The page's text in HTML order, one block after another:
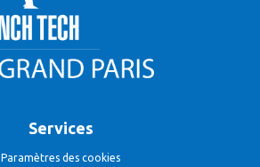
Services
Paramètres des cookies